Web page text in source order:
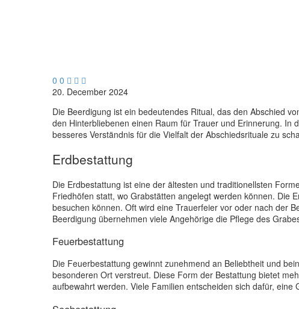
0 0   
20. December 2024
Die Beerdigung ist ein bedeutendes Ritual, das den Abschied
den Hinterbliebenen einen Raum für Trauer und Erinnerung.
besseres Verständnis für die Vielfalt der Abschiedsrituale zu
Erdbestattung
Die Erdbestattung ist eine der ältesten und traditionellsten
Friedhöfen statt, wo Grabstätten angelegt werden können. Die
besuchen können. Oft wird eine Trauerfeier vor oder nach der
Beerdigung übernehmen viele Angehörige die Pflege des
Feuerbestattung
Die Feuerbestattung gewinnt zunehmend an Beliebtheit und
besonderen Ort verstreut. Diese Form der Bestattung bietet
aufbewahrt werden. Viele Familien entscheiden sich dafür,